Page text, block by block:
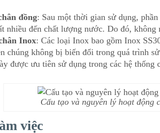
đồng: Sau một thời gian sử dụng,
nhiều đến chất lượng nước. Do đó, không
Inox: Các loại Inox bao gồm Inox
chúng không bị biến đổi trong quá trình
được ưu tiên sử dụng trong các hệ thống
Cấu tạo và nguyên lý hoạt động
việc